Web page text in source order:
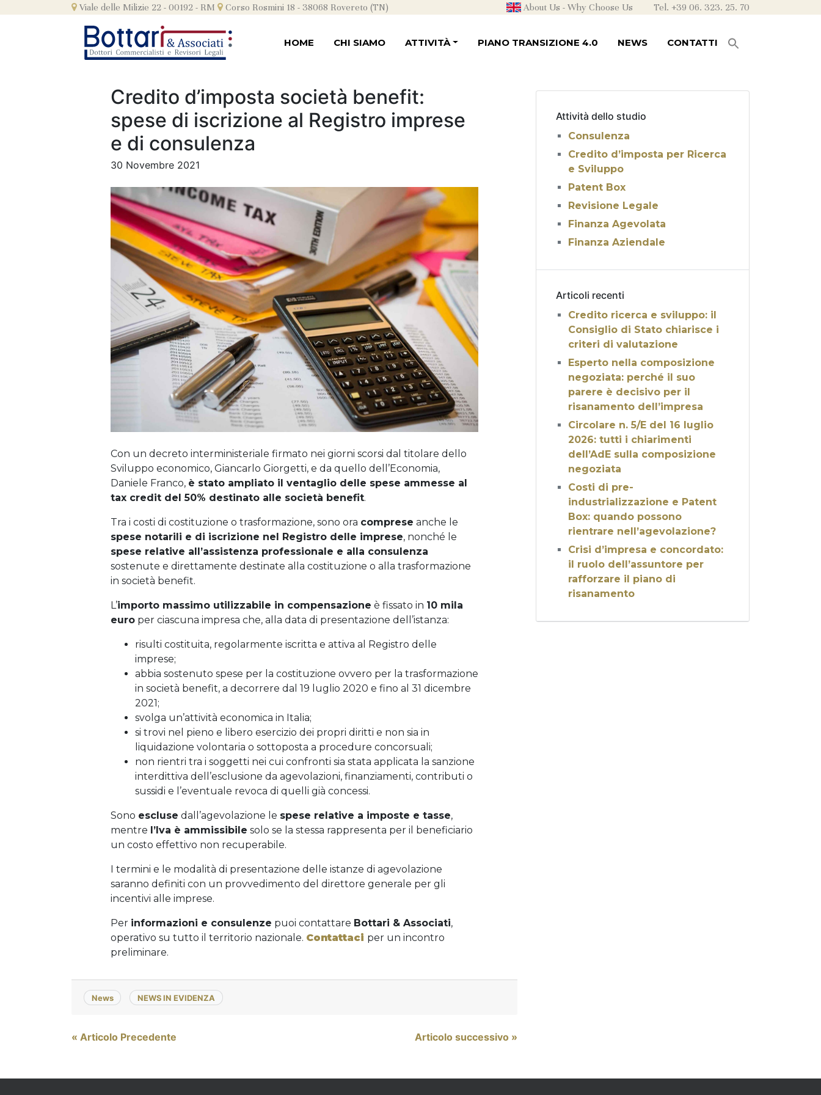
Viale delle Milizie 22 - 00192 - RM Corso Rosmini 18 - 38068 Rovereto (TN) About Us - Why Choose Us Tel. +39 06. 323. 25. 70
HOME CHI SIAMO ATTIVITÀ PIANO TRANSIZIONE 4.0 NEWS CONTATTI
Credito d’imposta società benefit:
spese di iscrizione al Registro imprese
e di consulenza
30 Novembre 2021
Con un decreto interministeriale firmato nei giorni scorsi dal titolare dello
Sviluppo economico, Giancarlo Giorgetti, e da quello dell’Economia,
Daniele Franco, è stato ampliato il ventaglio delle spese ammesse al
tax credit del 50% destinato alle società benefit.
Tra i costi di costituzione o trasformazione, sono ora comprese anche le
spese notarili e di iscrizione nel Registro delle imprese, nonché le
spese relative all’assistenza professionale e alla consulenza
sostenute e direttamente destinate alla costituzione o alla trasformazione
in società benefit.
L’importo massimo utilizzabile in compensazione è fissato in 10 mila
euro per ciascuna impresa che, alla data di presentazione dell’istanza:
risulti costituita, regolarmente iscritta e attiva al Registro delle
imprese;
abbia sostenuto spese per la costituzione ovvero per la trasformazione
in società benefit, a decorrere dal 19 luglio 2020 e fino al 31 dicembre
2021;
svolga un’attività economica in Italia;
si trovi nel pieno e libero esercizio dei propri diritti e non sia in
liquidazione volontaria o sottoposta a procedure concorsuali;
non rientri tra i soggetti nei cui confronti sia stata applicata la sanzione
interdittiva dell’esclusione da agevolazioni, finanziamenti, contributi o
sussidi e l’eventuale revoca di quelli già concessi.
Sono escluse dall’agevolazione le spese relative a imposte e tasse,
mentre l’Iva è ammissibile solo se la stessa rappresenta per il beneficiario
un costo effettivo non recuperabile.
I termini e le modalità di presentazione delle istanze di agevolazione
saranno definiti con un provvedimento del direttore generale per gli
incentivi alle imprese.
Per informazioni e consulenze puoi contattare Bottari & Associati,
operativo su tutto il territorio nazionale. Contattaci per un incontro
preliminare.
News NEWS IN EVIDENZA
Navigazione
« Articolo Precedente Articolo successivo »
Attività dello studio
Consulenza
Credito d’imposta per Ricerca
e Sviluppo
Patent Box
Revisione Legale
Finanza Agevolata
Finanza Aziendale
Articoli recenti
Credito ricerca e sviluppo: il
Consiglio di Stato chiarisce i
criteri di valutazione
Esperto nella composizione
negoziata: perché il suo
parere è decisivo per il
risanamento dell’impresa
Circolare n. 5/E del 16 luglio
2026: tutti i chiarimenti
dell’AdE sulla composizione
negoziata
Costi di pre-
industrializzazione e Patent
Box: quando possono
rientrare nell’agevolazione?
Crisi d’impresa e concordato:
il ruolo dell’assuntore per
rafforzare il piano di
risanamento